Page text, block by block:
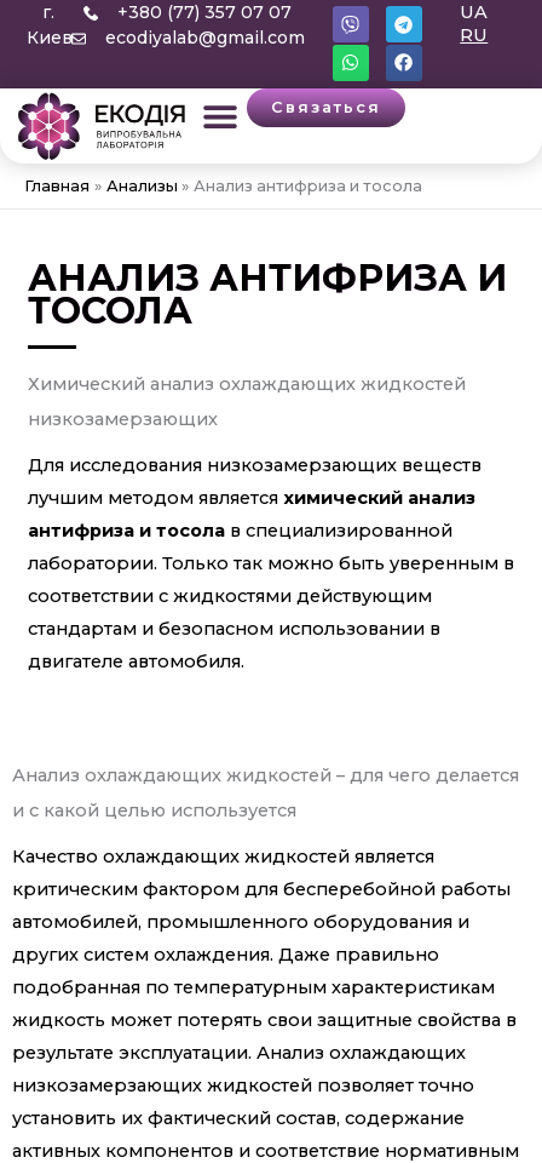
Перейти
г.
Киев
+380 (77) 357 07 07
ecodiyalab@gmail.com
V
i
b
e
r
T
e
l
e
g
r
a
W
h
a
t
s
a
p
p
F
a
c
e
b
o
o
UA
RU
Связаться
Главная Анализы Анализ антифриза и тосола
АНАЛИЗ АНТИФРИЗА И
ТОСОЛА
Химический анализ охлаждающих жидкостей
низкозамерзающих
Для исследования низкозамерзающих веществ
лучшим методом является химический анализ
антифриза и тосола в специализированной
лаборатории. Только так можно быть уверенным в
соответствии с жидкостями действующим
стандартам и безопасном использовании в
двигателе автомобиля.
Анализ охлаждающих жидкостей – для чего делается
и с какой целью используется
Качество охлаждающих жидкостей является
критическим фактором для бесперебойной работы
автомобилей, промышленного оборудования и
других систем охлаждения. Даже правильно
подобранная по температурным характеристикам
жидкость может потерять свои защитные свойства в
результате эксплуатации. Анализ охлаждающих
низкозамерзающих жидкостей позволяет точно
установить их фактический состав, содержание
активных компонентов и соответствие нормативным